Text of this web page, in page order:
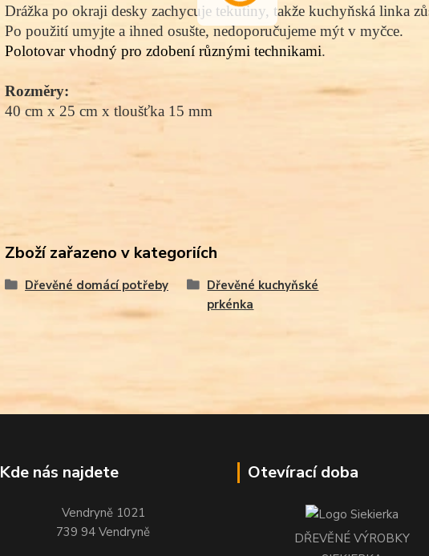
Drážka po okraji desky zachycuje tekutiny, takže kuchyňská linka
Po použití umyjte a ihned osušte, nedoporučujeme mýt v myčce.
Polotovar vhodný pro zdobení různými technikami.
Rozměry:
40 cm x 25 cm x tloušťka 15 mm
Zboží zařazeno v kategoriích
Dřevěné domácí potřeby
Dřevěné kuchyňské
prkénka
Kde nás najdete
Vendryně 1021
739 94 Vendryně
Otevírací doba
DŘEVĚNÉ VÝROBKY